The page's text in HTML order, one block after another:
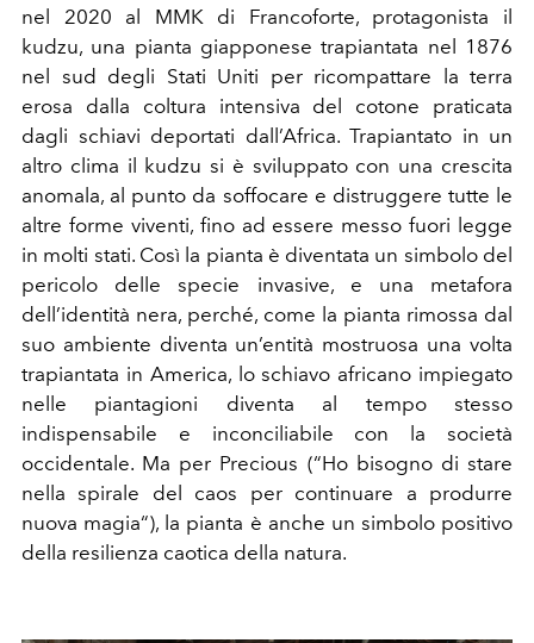
nel 2020 al MMK di Francoforte, protagonista il
kudzu, una pianta giapponese trapiantata nel 1876
nel sud degli Stati Uniti per ricompattare la terra
erosa dalla coltura intensiva del cotone praticata
dagli schiavi deportati dall’Africa. Trapiantato in un
altro clima il kudzu si è sviluppato con una crescita
anomala, al punto da soffocare e distruggere tutte le
altre forme viventi, fino ad essere messo fuori legge
in molti stati. Così la pianta è diventata un simbolo del
pericolo delle specie invasive, e una metafora
dell’identità nera, perché, come la pianta rimossa dal
suo ambiente diventa un’entità mostruosa una volta
trapiantata in America, lo schiavo africano impiegato
nelle piantagioni diventa al tempo stesso
indispensabile e inconciliabile con la società
occidentale. Ma per Precious (“Ho bisogno di stare
nella spirale del caos per continuare a produrre
nuova magia“), la pianta è anche un simbolo positivo
della resilienza caotica della natura.